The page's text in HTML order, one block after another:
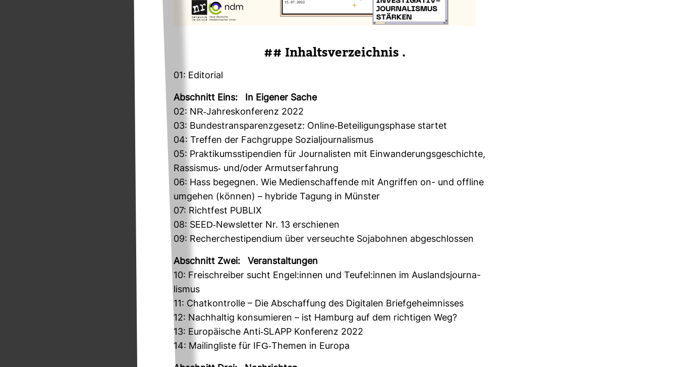
## Inhalts­ver­zeichnis .
01: Edi­to­rial
Abschnitt Eins: In Eigener Sache
02: NR-​Jah­res­kon­fe­renz 2022
03: Bun­des­trans­pa­renz­ge­setz: Online-​Betei­li­gungs­phase startet
04: Treffen der Fach­gruppe Sozi­al­jour­na­lismus
05: Prak­ti­kums­sti­pen­dien für Jour­na­listen mit Ein­wan­de­rungs­ge­schichte,
Ras­sismus-​ und/oder Armuts­er­fah­rung
06: Hass begegnen. Wie Medi­en­schaf­fende mit Angriffen on- und off­line
umgehen (können) – hybride Tagung in Münster
07: Richt­fest PUBLIX
08: SEED-​News­letter Nr. 13 erschienen
09: Recher­che­sti­pen­dium über ver­seuchte Soja­bohnen abge­schlossen
Abschnitt Zwei: Ver­an­stal­tungen
10: Frei­schreiber sucht Engel:innen und Teufel:innen im Aus­lands­jour­na­
lismus
11: Chat­kon­trolle – Die Abschaf­fung des Digi­talen Brief­ge­heim­nisses
12: Nach­haltig kon­su­mieren – ist Ham­burg auf dem rich­tigen Weg?
13: Euro­päi­sche Anti-​SLAPP Kon­fe­renz 2022
14: Mai­ling­liste für IFG-​Themen in Europa